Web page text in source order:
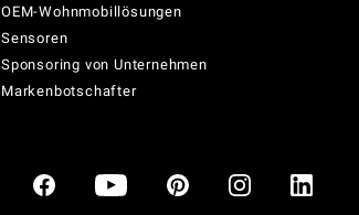
OEM-Wohnmobillösungen
Sensoren
Sponsoring von Unternehmen
Markenbotschafter